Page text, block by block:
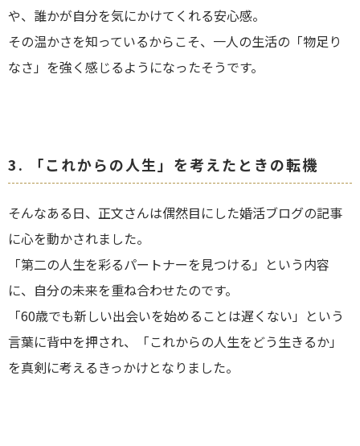
や、誰かが自分を気にかけてくれる安心感。
その温かさを知っているからこそ、一人の生活の「物足り
なさ」を強く感じるようになったそうです。
3. 「これからの人生」を考えたときの転機
そんなある日、正文さんは偶然目にした婚活ブログの記事
に心を動かされました。
「第二の人生を彩るパートナーを見つける」という内容
に、自分の未来を重ね合わせたのです。
「60歳でも新しい出会いを始めることは遅くない」という
言葉に背中を押され、「これからの人生をどう生きるか」
を真剣に考えるきっかけとなりました。